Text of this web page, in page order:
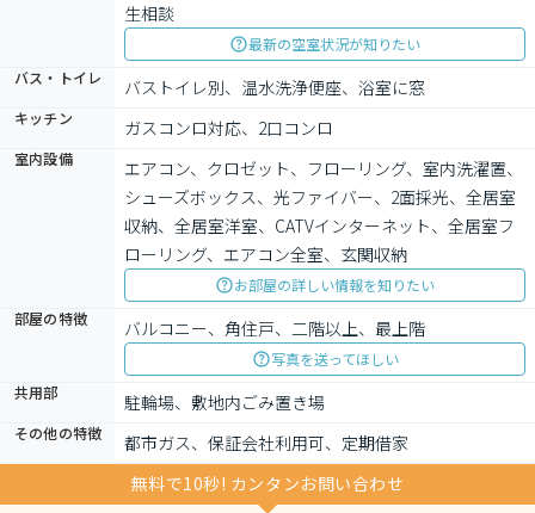
生相談
最新の空室状況が知りたい
バス・トイレ
バストイレ別、温水洗浄便座、浴室に窓
キッチン ガスコンロ対応、2口コンロ
室内設備
エアコン、クロゼット、フローリング、室内洗濯置、
シューズボックス、光ファイバー、2面採光、全居室
収納、全居室洋室、CATVインターネット、全居室フ
ローリング、エアコン全室、玄関収納
お部屋の詳しい情報を知りたい
部屋の特徴
バルコニー、角住戸、二階以上、最上階
写真を送ってほしい
共用部
駐輪場、敷地内ごみ置き場
その他の特徴
都市ガス、保証会社利用可、定期借家
無料で10秒! カンタンお問い合わせ